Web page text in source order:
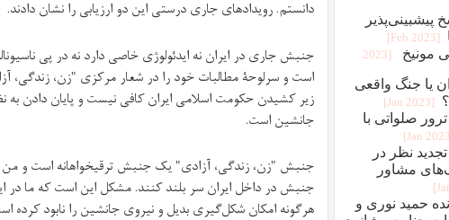
دانستم. رویدادهای جاری درستی این دو ارزیابی را نشان دادند.
جنبش جاری در ایران نه ایدئولوژی خاصی دارد نه در پی
است و سرلوحۀ مطالبات خود را در شعار مرکزی "زن، زندگی،
زیر کشیدن حکومت اسلامی ایران کافی نیست و پایان دادن به
جانشین است.
جنبش "زن، زندگی، آزادی" یک جنبش ترقیخواهانه است و
جنبش در داخل ایران سر بلند کنند. مشکل این است که ما در
هرگونه امکان شکل‌گیری بدیل و نیروی جانشین را نابود
پیشبینی‌پذیر
[2023 Feb]
مونیخ
[2023
یا جنگ واقعی
[2023 Jan]
صلواتی با
نظر در
مشاور
حمید نوری و